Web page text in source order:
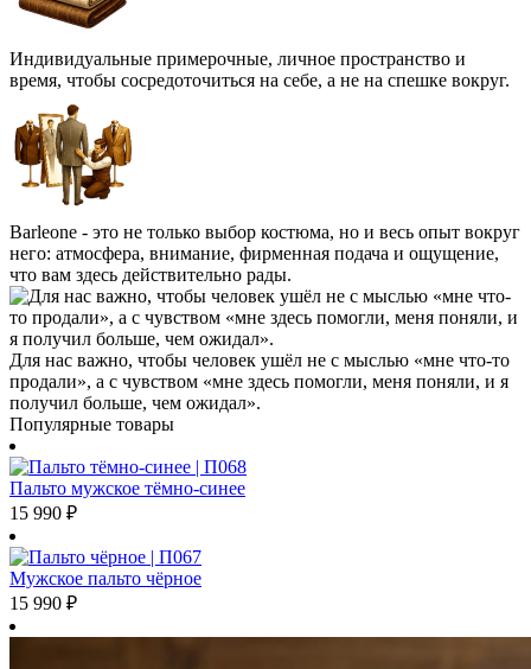
Индивидуальные примерочные, личное пространство и
время, чтобы сосредоточиться на себе, а не на спешке вокруг.
Barleone - это не только выбор костюма, но и весь опыт вокруг
него: атмосфера, внимание, фирменная подача и ощущение,
что вам здесь действительно рады.
Для нас важно, чтобы человек ушёл не с мыслью «мне что-то
продали», а с чувством «мне здесь помогли, меня поняли, и я
получил больше, чем ожидал».
Популярные товары
Пальто мужское тёмно-синее
15 990 ₽
Мужское пальто чёрное
15 990 ₽